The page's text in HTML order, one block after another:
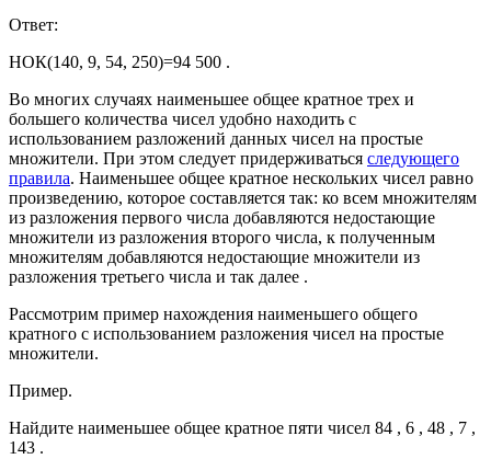
Ответ:
НОК(140, 9, 54, 250)=94 500 .
Во многих случаях наименьшее общее кратное трех и
большего количества чисел удобно находить с
использованием разложений данных чисел на простые
множители. При этом следует придерживаться следующего
правила. Наименьшее общее кратное нескольких чисел равно
произведению, которое составляется так: ко всем множителям
из разложения первого числа добавляются недостающие
множители из разложения второго числа, к полученным
множителям добавляются недостающие множители из
разложения третьего числа и так далее .
Рассмотрим пример нахождения наименьшего общего
кратного с использованием разложения чисел на простые
множители.
Пример.
Найдите наименьшее общее кратное пяти чисел 84 , 6 , 48 , 7 ,
143 .